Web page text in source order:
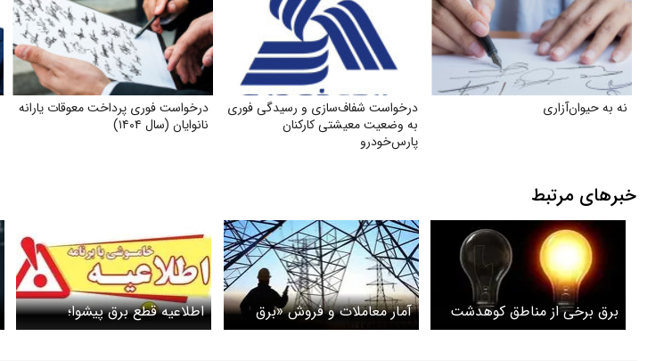
نه به حیوان‌آزاری
درخواست شفاف‌سازی و رسیدگی فوری
به وضعیت معیشتی کارکنان
پارس‌خودرو
درخواست فوری پرداخت معوقات یارانه
نانوایان (سال ۱۴۰۴)
خبرهای مرتبط
برق برخی از مناطق کوهدشت
قطع می‌شود
آمار معاملات و فروش «برق
قطع‌نشو» اعلام شد
اطلاعیه قطع برق پیشوا؛
چهارشنبه ۱۳ خرداد ۱۴۰۵